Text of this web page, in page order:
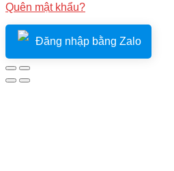
Quên mật khẩu?
Đăng nhập bằng Zalo